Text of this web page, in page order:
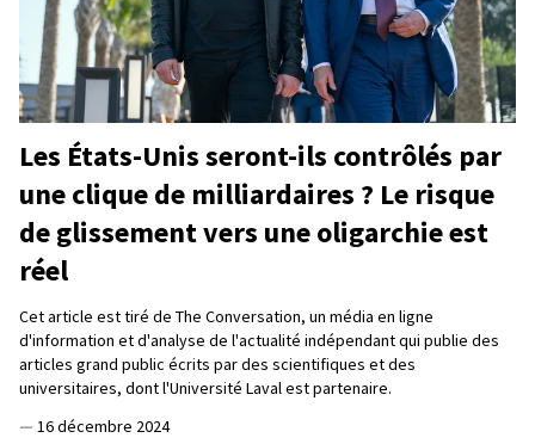
Les États-Unis seront-ils contrôlés par
une clique de milliardaires ? Le risque
de glissement vers une oligarchie est
réel
Cet article est tiré de The Conversation, un média en ligne
d'information et d'analyse de l'actualité indépendant qui publie des
articles grand public écrits par des scientifiques et des
universitaires, dont l'Université Laval est partenaire.
— 16 décembre 2024